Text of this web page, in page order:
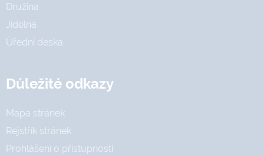
Družina
Jídelna
Úřední deska
Důležité odkazy
Mapa stránek
Rejstřík stránek
Prohlášení o přístupnosti